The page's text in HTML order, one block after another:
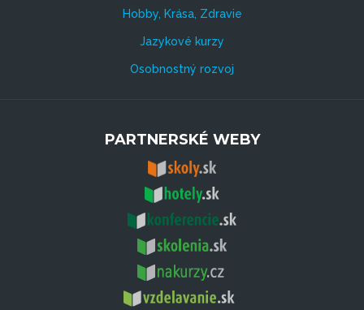
Hobby, Krása, Zdravie
Jazykové kurzy
Osobnostný rozvoj
PARTNERSKÉ WEBY